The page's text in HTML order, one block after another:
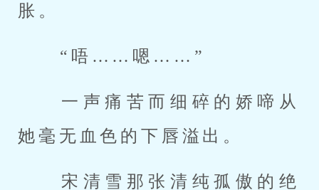
胀。
“唔……嗯……”
她毫无血色的下唇溢出。